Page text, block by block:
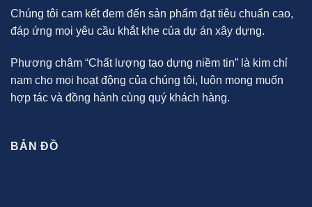
Chúng tôi cam kết đem đến sản phẩm đạt tiêu chuẩn cao,
đáp ứng mọi yêu cầu khắt khe của dự án xây dựng.
Phương châm “Chất lượng tạo dựng niềm tin” là kim chỉ
nam cho mọi hoạt động của chúng tôi, luôn mong muốn
hợp tác và đồng hành cùng quý khách hàng.
BẢN ĐỒ